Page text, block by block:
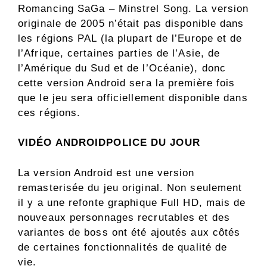
Romancing SaGa – Minstrel Song. La version
originale de 2005 n’était pas disponible dans
les régions PAL (la plupart de l’Europe et de
l’Afrique, certaines parties de l’Asie, de
l’Amérique du Sud et de l’Océanie), donc
cette version Android sera la première fois
que le jeu sera officiellement disponible dans
ces régions.
VIDÉO ANDROIDPOLICE DU JOUR
La version Android est une version
remasterisée du jeu original. Non seulement
il y a une refonte graphique Full HD, mais de
nouveaux personnages recrutables et des
variantes de boss ont été ajoutés aux côtés
de certaines fonctionnalités de qualité de
vie.